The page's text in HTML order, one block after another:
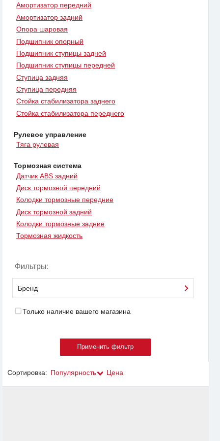
Амортизатор передний
Амортизатор задний
Опора шаровая
Подшипник опорный
Подшипник ступицы задней
Подшипник ступицы передней
Ступица задняя
Ступица передняя
Стойка стабилизатора заднего
Стойка стабилизатора переднего
Рулевое управление
Тяга рулевая
Тормозная система
Датчик ABS задний
Диск тормозной передний
Колодки тормозные передние
Диск тормозной задний
Колодки тормозные задние
Тормозная жидкость
Фильтры:
Бренд
Только наличие вашего магазина
Сортировка: Популярность Цена